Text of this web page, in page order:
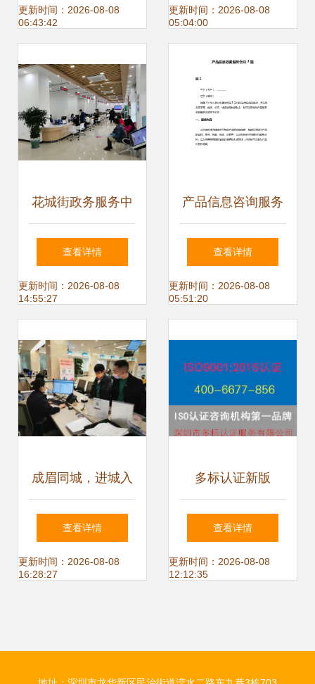
成为互联网法律服
更新时间：2026-08-08
06:43:42
办，详情请来电咨
更新时间：2026-08-08
05:04:00
花城街政务服务中
心新址开放，母婴
室与残疾人通道全
查看详情
更新时间：2026-08-08
14:55:27
产品信息咨询服务
合同解析与应用
查看详情
更新时间：2026-08-08
05:51:20
成眉同城，进城入
圈 新区七大亮点引
领发展新篇章
查看详情
更新时间：2026-08-08
16:28:27
多标认证新版
ISO14000咨询辅
导机构综合实力排
查看详情
更新时间：2026-08-08
12:12:35